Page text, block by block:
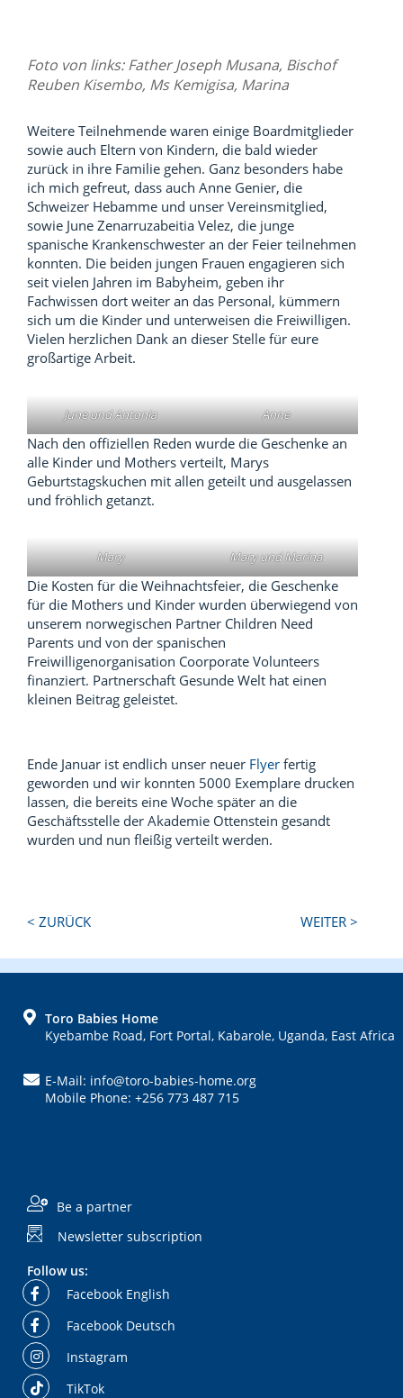
Foto von links: Father Joseph Musana, Bischof
Reuben Kisembo, Ms Kemigisa, Marina
Weitere Teilnehmende waren einige Boardmitglieder
sowie auch Eltern von Kindern, die bald wieder
zurück in ihre Familie gehen. Ganz besonders habe
ich mich gefreut, dass auch Anne Genier, die
Schweizer Hebamme und unser Vereinsmitglied,
sowie June Zenarruzabeitia Velez, die junge
spanische Krankenschwester an der Feier teilnehmen
konnten. Die beiden jungen Frauen engagieren sich
seit vielen Jahren im Babyheim, geben ihr
Fachwissen dort weiter an das Personal, kümmern
sich um die Kinder und unterweisen die Freiwilligen.
Vielen herzlichen Dank an dieser Stelle für eure
großartige Arbeit.
June und Antonia Anne
Nach den offiziellen Reden wurde die Geschenke an
alle Kinder und Mothers verteilt, Marys
Geburtstagskuchen mit allen geteilt und ausgelassen
und fröhlich getanzt.
Mary Mary und Marina
Die Kosten für die Weihnachtsfeier, die Geschenke
für die Mothers und Kinder wurden überwiegend von
unserem norwegischen Partner Children Need
Parents und von der spanischen
Freiwilligenorganisation Coorporate Volunteers
finanziert. Partnerschaft Gesunde Welt hat einen
kleinen Beitrag geleistet.
Ende Januar ist endlich unser neuer Flyer fertig
geworden und wir konnten 5000 Exemplare drucken
lassen, die bereits eine Woche später an die
Geschäftsstelle der Akademie Ottenstein gesandt
wurden und nun fleißig verteilt werden.
Next
< ZURÜCK WEITER >
FOOTERToro Babies Home
Kyebambe Road, Fort Portal, Kabarole, Uganda, East Africa
E-Mail: info@toro-babies-home.org
Mobile Phone: +256 773 487 715
Be a partner
Newsletter subscription
Follow us:
Facebook English
Facebook Deutsch
Instagram
TikTok